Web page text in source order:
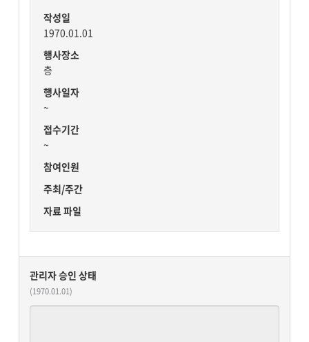
작성일
1970.01.01
행사장소
층
행사일자
~
접수기간
~
참여인원
주최/주간
자료 파일
관리자 승인 상태
(1970.01.01)